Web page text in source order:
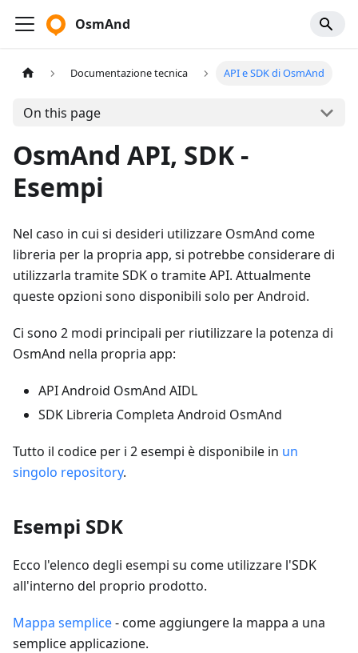
OsmAnd
Documentazione tecnica API e SDK di OsmAnd
On this page
OsmAnd API, SDK -
Esempi
Nel caso in cui si desideri utilizzare OsmAnd come
libreria per la propria app, si potrebbe considerare di
utilizzarla tramite SDK o tramite API. Attualmente
queste opzioni sono disponibili solo per Android.
Ci sono 2 modi principali per riutilizzare la potenza di
OsmAnd nella propria app:
API Android OsmAnd AIDL
SDK Libreria Completa Android OsmAnd
Tutto il codice per i 2 esempi è disponibile in un
singolo repository.
Esempi SDK
Ecco l'elenco degli esempi su come utilizzare l'SDK
all'interno del proprio prodotto.
Mappa semplice- come aggiungere la mappa a una
semplice applicazione.